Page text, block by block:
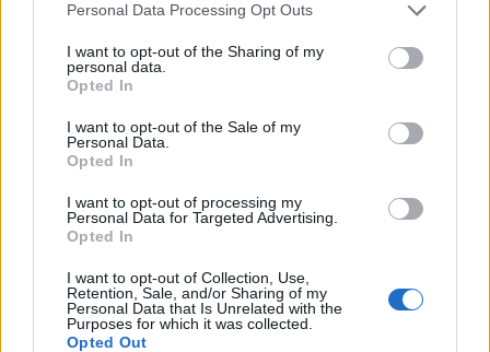
Personal Data Processing Opt Outs
I want to opt-out of the Sharing of my
personal data.
Opted In
I want to opt-out of the Sale of my
Personal Data.
Opted In
I want to opt-out of processing my
Personal Data for Targeted Advertising.
Opted In
I want to opt-out of Collection, Use,
Retention, Sale, and/or Sharing of my
Personal Data that Is Unrelated with the
Purposes for which it was collected.
Opted Out